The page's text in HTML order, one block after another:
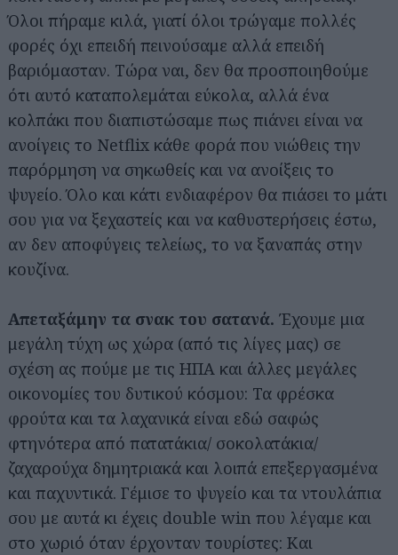
Όλοι πήραμε κιλά, γιατί όλοι τρώγαμε πολλές
φορές όχι επειδή πεινούσαμε αλλά επειδή
βαριόμασταν. Τώρα ναι, δεν θα προσποιηθούμε
ότι αυτό καταπολεμάται εύκολα, αλλά ένα
κολπάκι που διαπιστώσαμε πως πιάνει είναι να
ανοίγεις το Netflix κάθε φορά που νιώθεις την
παρόρμηση να σηκωθείς και να ανοίξεις το
ψυγείο. Όλο και κάτι ενδιαφέρον θα πιάσει το μάτι
σου για να ξεχαστείς και να καθυστερήσεις έστω,
αν δεν αποφύγεις τελείως, το να ξαναπάς στην
κουζίνα.
Απεταξάμην τα σνακ του σατανά. Έχουμε μια
μεγάλη τύχη ως χώρα (από τις λίγες μας) σε
σχέση ας πούμε με τις ΗΠΑ και άλλες μεγάλες
οικονομίες του δυτικού κόσμου: Τα φρέσκα
φρούτα και τα λαχανικά είναι εδώ σαφώς
φτηνότερα από πατατάκια/ σοκολατάκια/
ζαχαρούχα δημητριακά και λοιπά επεξεργασμένα
και παχυντικά. Γέμισε το ψυγείο και τα ντουλάπια
σου με αυτά κι έχεις double win που λέγαμε και
στο χωριό όταν έρχονταν τουρίστες: Και